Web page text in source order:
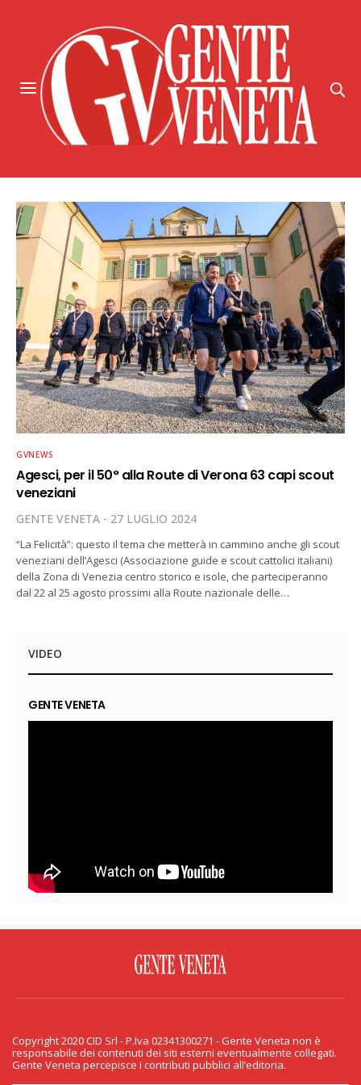
GVNEWS
Agesci, per il 50° alla Route di Verona 63 capi scout
veneziani
GENTE VENETA 27 LUGLIO 2024
“La Felicità”: questo il tema che metterà in cammino anche gli scout
veneziani dell’Agesci (Associazione guide e scout cattolici italiani)
della Zona di Venezia centro storico e isole, che parteciperanno
dal 22 al 25 agosto prossimi alla Route nazionale delle…
VIDEO
GENTE VENETA
PRIVACY & COOKIE
Copyright 2020 CID Srl - P.Iva 02341300271 - Gente Veneta non è responsabile
dei contenuti dei siti esterni eventualmente collegati. Gente Veneta percepisce
Copyright 2020 CID Srl - P.Iva 02341300271 - Gente Veneta non è
responsabile dei contenuti dei siti esterni eventualmente collegati.
Gente Veneta percepisce i contributi pubblici all’editoria.